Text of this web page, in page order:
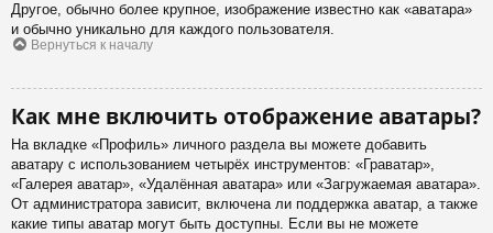
Другое, обычно более крупное, изображение известно как «аватара»
и обычно уникально для каждого пользователя.
Вернуться к началу
Как мне включить отображение аватары?
На вкладке «Профиль» личного раздела вы можете добавить
аватару с использованием четырёх инструментов: «Граватар»,
«Галерея аватар», «Удалённая аватара» или «Загружаемая аватара».
От администратора зависит, включена ли поддержка аватар, а также
какие типы аватар могут быть доступны. Если вы не можете